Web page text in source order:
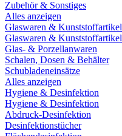
Zubehör & Sonstiges
Alles anzeigen
Glaswaren & Kunststoffartikel
Glaswaren & Kunststoffartikel
Glas- & Porzellanwaren
Schalen, Dosen & Behälter
Schubladeneinsätze
Alles anzeigen
Hygiene & Desinfektion
Hygiene & Desinfektion
Abdruck-Desinfektion
Desinfektionstücher